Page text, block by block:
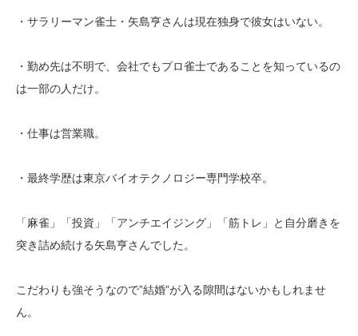
・サラリーマン雀士・矢島亨さんは現在独身で彼女はいない。
・勤め先は不明で、会社でもプロ雀士であることを知っているの
は一部の人だけ。
・仕事は営業職。
・最終学歴は東京バイオテクノロジー専門学校卒。
「麻雀」「投資」「アンチエイジング」「筋トレ」と自分磨きを
突き詰め続ける矢島亨さんでした。
こだわりも強そうなので”結婚”が入る隙間はないかもしれませ
ん。